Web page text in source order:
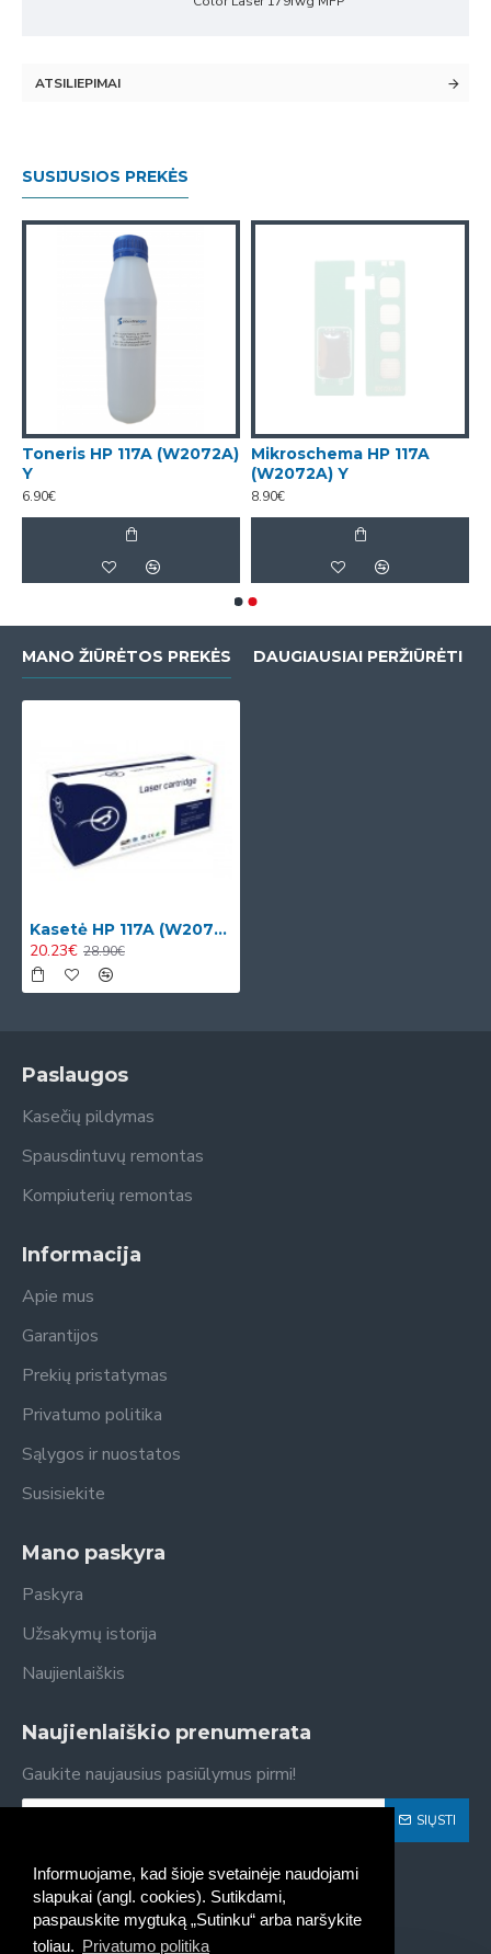
Informuojame, kad šioje svetainėje naudojami
slapukai (angl. cookies). Sutikdami,
paspauskite mygtuką „Sutinku“ arba naršykite
toliau. Privatumo politika
ATSILIEPIMAI
SUSIJUSIOS PREKĖS
Toneris HP 117A (W2072A)
Y
6.90€
Mikroschema HP 117A
(W2072A) Y
8.90€
MANO ŽIŪRĖTOS PREKĖS DAUGIAUSIAI PERŽIŪRĖTI
Kasetė HP 117A (W2072A) Y
20.23€ 28.90€
Paslaugos
Kasečių pildymas
Spausdintuvų remontas
Kompiuterių remontas
Informacija
Apie mus
Garantijos
Prekių pristatymas
Privatumo politika
Sąlygos ir nuostatos
Susisiekite
Mano paskyra
Paskyra
Užsakymų istorija
Naujienlaiškis
Naujienlaiškio prenumerata
Gaukite naujausius pasiūlymus pirmi!
SIŲSTI
Susipažinau ir sutinku su Privatumo politika